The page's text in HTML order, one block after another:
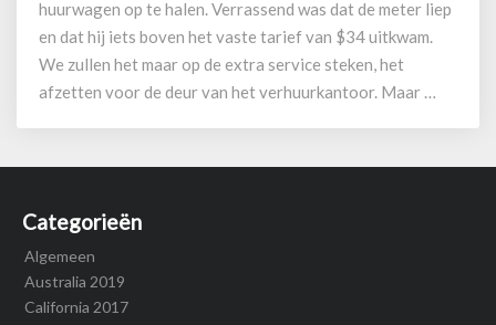
Victoria
huurwagen op te halen. Verrassend was dat de meter liep
en dat hij iets boven het vaste tarief van $34 uitkwam.
We zullen het maar op de extra service steken, het
afzetten voor de deur van het verhuurkantoor. Maar …
Categorieën
Algemeen
Australia 2019
California 2017